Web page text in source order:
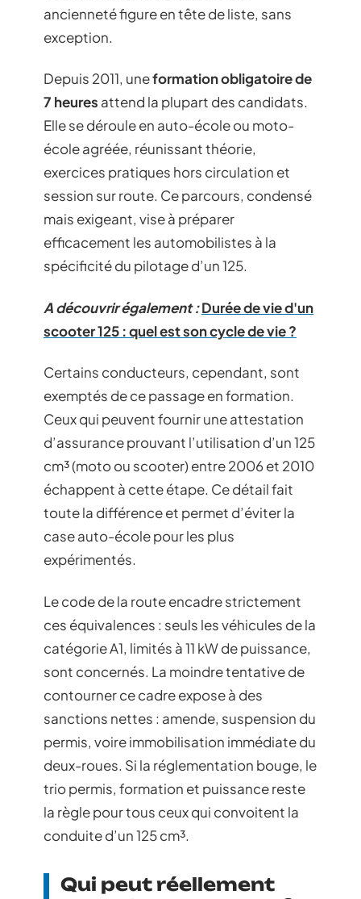
ancienneté figure en tête de liste, sans
exception.
Depuis 2011, uneformation obligatoire de
7 heures attend la plupart des candidats.
Elle se déroule en auto-école ou moto-
école agréée, réunissant théorie,
exercices pratiques hors circulation et
session sur route. Ce parcours, condensé
mais exigeant, vise à préparer
efficacement les automobilistes à la
spécificité du pilotage d’un 125.
A découvrir également :Durée de vie d'un
scooter 125 : quel est son cycle de vie ?
Certains conducteurs, cependant, sont
exemptés de ce passage en formation.
Ceux qui peuvent fournir une attestation
d’assurance prouvant l’utilisation d’un 125
cm³ (moto ou scooter) entre 2006 et 2010
échappent à cette étape. Ce détail fait
toute la différence et permet d’éviter la
case auto-école pour les plus
expérimentés.
Le code de la route encadre strictement
ces équivalences : seuls les véhicules de la
catégorie A1, limités à 11 kW de puissance,
sont concernés. La moindre tentative de
contourner ce cadre expose à des
sanctions nettes : amende, suspension du
permis, voire immobilisation immédiate du
deux-roues. Si la réglementation bouge, le
trio permis, formation et puissance reste
la règle pour tous ceux qui convoitent la
conduite d’un 125 cm³.
Qui peut réellement